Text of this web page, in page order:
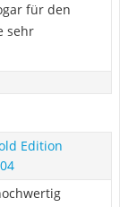
für den
sehr
Edition